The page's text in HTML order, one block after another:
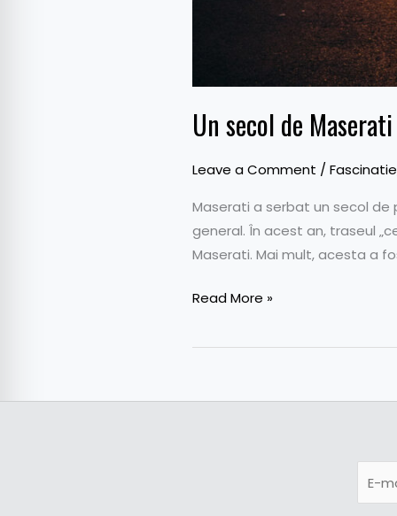
Un secol de
Leave a Comment /Fascinatie
Maserati a serbat un secol de
general. În acest an, traseul
Maserati. Mai mult, acesta a
Read More »